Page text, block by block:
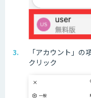
「アカウント」
クリック